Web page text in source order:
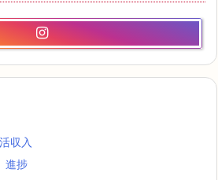
収入
進捗